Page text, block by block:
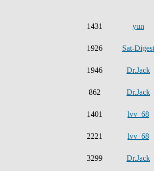
1431 yun
1926 Sat-Digest
1946 Dr.Jack
862 Dr.Jack
1401 lvv_68
2221 lvv_68
3299 Dr.Jack